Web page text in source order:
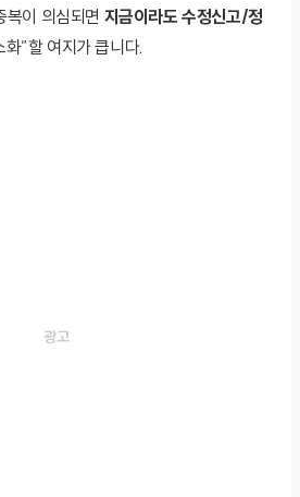
복이 의심되면 지금이라도 수정신고/정
”할 여지가 큽니다.